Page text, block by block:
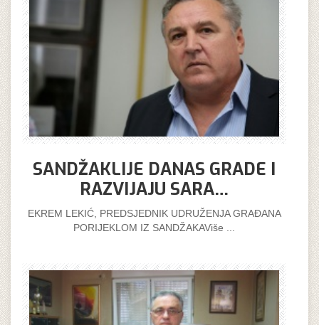
SANDŽAKLIJE DANAS GRADE I
RAZVIJAJU SARA…
EKREM LEKIĆ, PREDSJEDNIK UDRUŽENJA GRAĐANA
PORIJEKLOM IZ SANDŽAKAViše ...